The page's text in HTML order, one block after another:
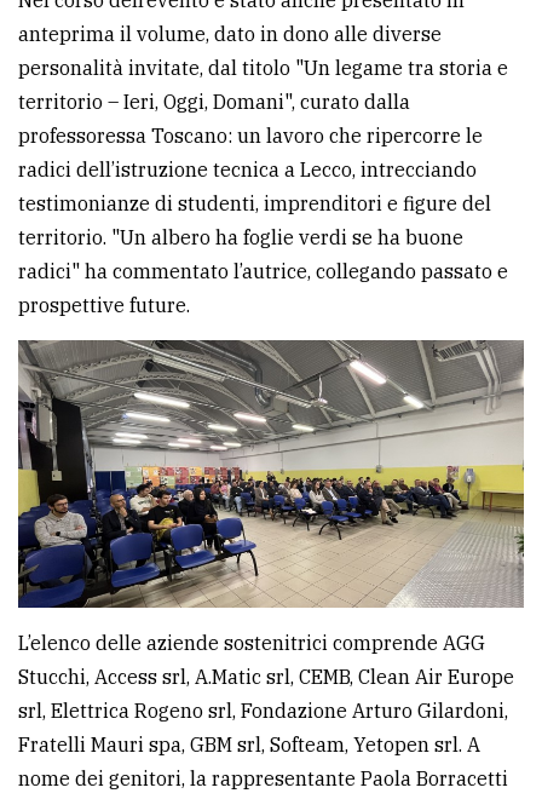
anteprima il volume, dato in dono alle diverse
personalità invitate, dal titolo "Un legame tra storia e
territorio – Ieri, Oggi, Domani", curato dalla
professoressa Toscano: un lavoro che ripercorre le
radici dell’istruzione tecnica a Lecco, intrecciando
testimonianze di studenti, imprenditori e figure del
territorio. "Un albero ha foglie verdi se ha buone
radici" ha commentato l’autrice, collegando passato e
prospettive future.
L’elenco delle aziende sostenitrici comprende AGG
Stucchi, Access srl, A.Matic srl, CEMB, Clean Air Europe
srl, Elettrica Rogeno srl, Fondazione Arturo Gilardoni,
Fratelli Mauri spa, GBM srl, Softeam, Yetopen srl. A
nome dei genitori, la rappresentante Paola Borracetti